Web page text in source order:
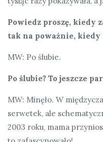
Powiedz proszę, kiedy
tak na poważnie, kiedy
MW: Po ślubie.
Po ślubie? To jeszcze
MW: Minęło. W
serwetek, ale
2003 roku, mama